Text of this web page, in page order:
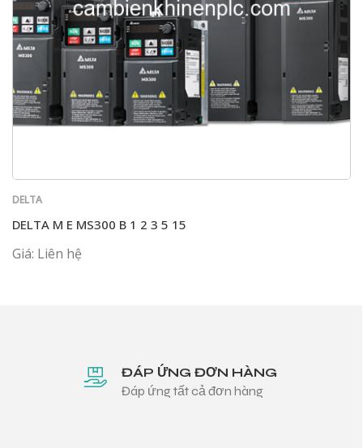
DELTA
DELTA M E MS300 B 1 2 3 5 15
Giá: Liên hệ
ĐÁP ỨNG ĐƠN HÀNG
Đáp ứng tất cả đơn hàng